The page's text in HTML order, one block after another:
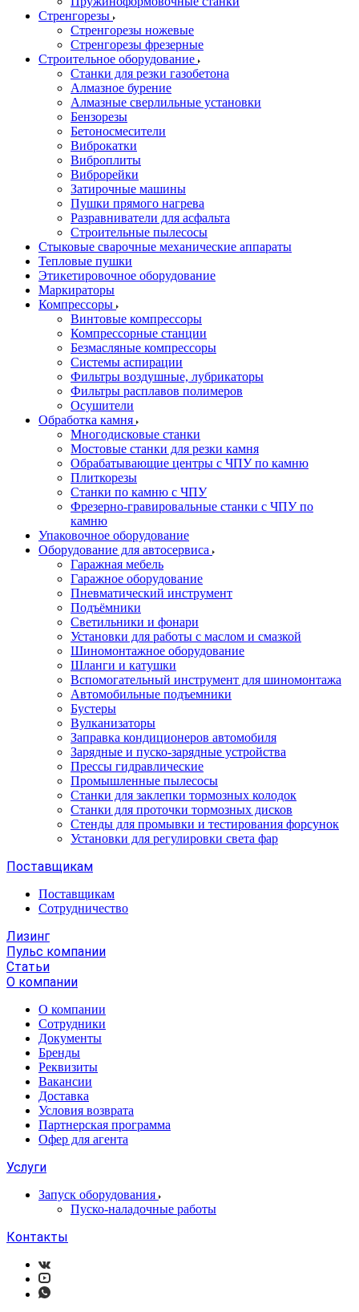
Стренгорезы
Стренгорезы ножевые
Стренгорезы фрезерные
Строительное оборудование
Станки для резки газобетона
Алмазное бурение
Алмазные сверлильные установки
Бензорезы
Бетоносмесители
Виброкатки
Виброплиты
Виброрейки
Затирочные машины
Пушки прямого нагрева
Разравниватели для асфальта
Строительные пылесосы
Стыковые сварочные механические аппараты
Тепловые пушки
Этикетировочное оборудование
Маркираторы
Компрессоры
Винтовые компрессоры
Компрессорные станции
Безмасляные компрессоры
Системы аспирации
Фильтры воздушные, лубрикаторы
Фильтры расплавов полимеров
Осушители
Обработка камня
Многодисковые станки
Мостовые станки для резки камня
Обрабатывающие центры с ЧПУ по камню
Плиткорезы
Станки по камню с ЧПУ
Фрезерно-гравировальные станки с ЧПУ по
камню
Упаковочное оборудование
Оборудование для автосервиса
Гаражная мебель
Гаражное оборудование
Пневматический инструмент
Подъёмники
Светильники и фонари
Установки для работы с маслом и смазкой
Шиномонтажное оборудование
Шланги и катушки
Вспомогательный инструмент для шиномонтажа
Автомобильные подъемники
Бустеры
Вулканизаторы
Заправка кондиционеров автомобиля
Зарядные и пуско-зарядные устройства
Прессы гидравлические
Промышленные пылесосы
Станки для заклепки тормозных колодок
Станки для проточки тормозных дисков
Стенды для промывки и тестирования форсунок
Установки для регулировки света фар
Поставщикам
Поставщикам
Сотрудничество
Лизинг
Пульс компании
Статьи
О компании
О компании
Сотрудники
Документы
Бренды
Реквизиты
Вакансии
Доставка
Условия возврата
Партнерская программа
Офер для агента
Услуги
Запуск оборудования
Пуско-наладочные работы
Контакты